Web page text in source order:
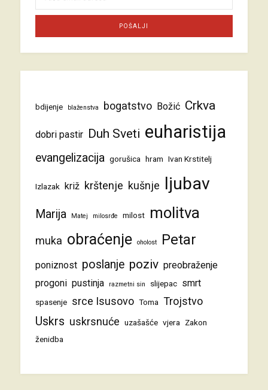
bdijenje blaženstva bogatstvo Božić Crkva
dobri pastir Duh Sveti euharistija
evangelizacija gorušica hram Ivan Krstitelj
Izlazak križ krštenje kušnje ljubav
Marija Matej milosrđe milost molitva
muka obraćenje oholost Petar
poniznost poslanje poziv preobraženje
progoni pustinja razmetni sin slijepac smrt
spasenje srce Isusovo Toma Trojstvo
Uskrs uskrsnuće uzašašće vjera
Zakon
ženidba